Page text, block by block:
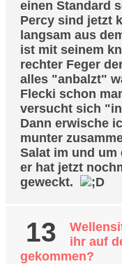
einen Standard
Percy sind jetzt
langsam aus
ist mit seinem
rechter Feger
alles "anbalzt"
Flecki schon
versucht sich
Dann erwische
munter
Salat im und
er hat jetzt
geweckt.
13
ihr auf
gekommen?